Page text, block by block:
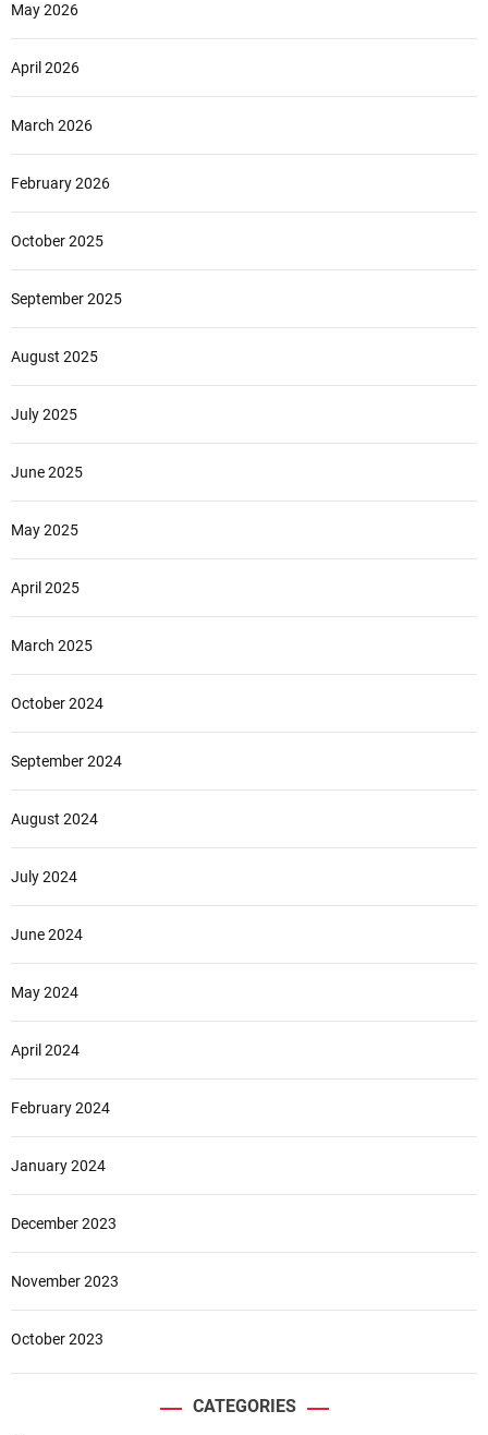
May 2026
April 2026
March 2026
February 2026
October 2025
September 2025
August 2025
July 2025
June 2025
May 2025
April 2025
March 2025
October 2024
September 2024
August 2024
July 2024
June 2024
May 2024
April 2024
February 2024
January 2024
December 2023
November 2023
October 2023
CATEGORIES